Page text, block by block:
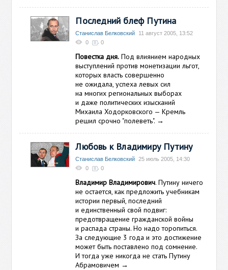
Последний блеф Путина
Станислав Белковский
11 август 2005, 13:52
0
0
Повестка дня. Под влиянием народных
выступлений против монетизации льгот,
которых власть совершенно
не ожидала, успеха левых сил
на многих региональных выборах
и даже политических изысканий
Михаила Ходорковского — Кремль
решил срочно "полеветь". →
Любовь к Владимиру Путину
Станислав Белковский
25 июль 2005, 14:30
0
0
Владимир Владимирович. Путину ничего
не остается, как предложить учебникам
истории первый, последний
и единственный свой подвиг:
предотвращение гражданской войны
и распада страны. Но надо торопиться.
За следующие 3 года и это достижение
может быть поставлено под сомнение.
И тогда уже никогда не стать Путину
Абрамовичем →